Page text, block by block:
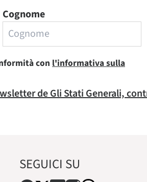
Cognome
con l'informativa sulla
de Gli Stati Generali,
SEGUICI SU